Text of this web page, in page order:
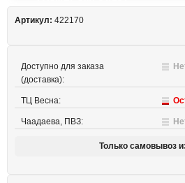
Артикул: 422170
Доступно для заказа
(доставка):
ТЦ Весна:
Чаадаева, ПВЗ:
Только самовывоз